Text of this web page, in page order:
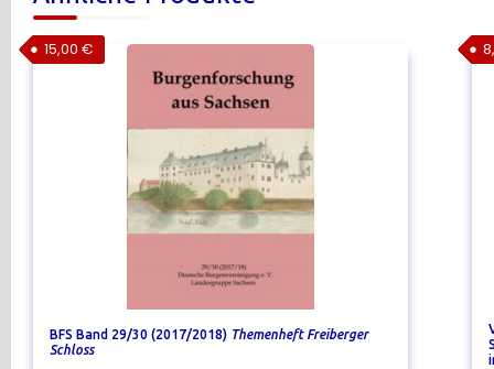
BFS Band 29/30 (2017/2018) Themenheft Freiberger
Schloss
15,00 €